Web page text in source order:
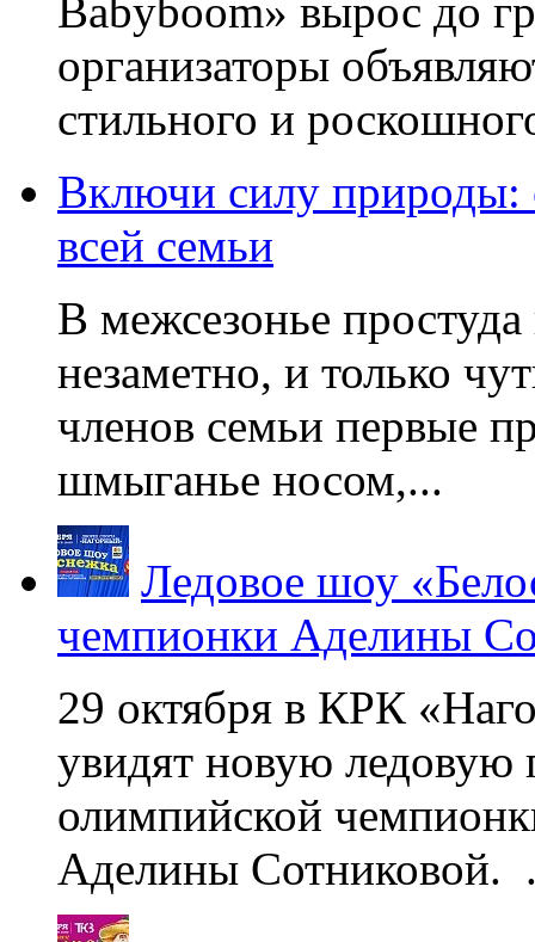
Babyboom» вырос до
организаторы
стильного и
Включи силу
всей семьи
В межсезонье
незаметно, и только
членов семьи первые
шмыганье носом,...
Ледовое шоу
чемпионки Аделины
29 октября в КРК
увидят новую ледовую
олимпийской
Аделины Сотниковой.